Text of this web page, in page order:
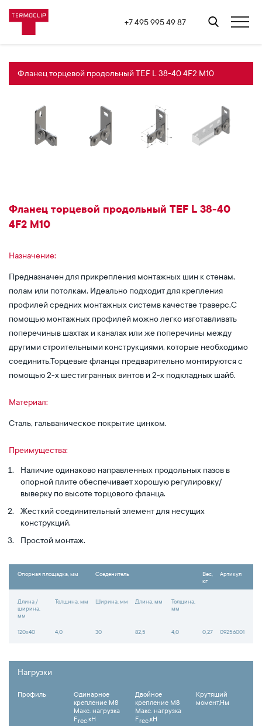
+7 495 995 49 87
Фланец торцевой продольный TEF L 38-40 4F2 M10
Фланец торцевой продольный TEF L 38-40
4F2 M10
Назначение:
Предназначен для прикрепления монтажных шин к стенам,
полам или потолкам. Идеально подходит для крепления
профилей средних монтажных системв качестве траверс.С
помощью монтажных профилей можно легко изготавливать
поперечиныв шахтах и каналах или же поперечины между
другими строительными конструкциями, которые необходимо
соединить.Торцевые фланцы предварительно монтируются с
помощью 2-х шестигранных винтов и 2-х подкладных шайб.
Материал:
Сталь, гальваническое покрытие цинком.
Преимущества:
Наличие одинаково направленных продольных пазов в
опорной плите обеспечивает хорошую регулировку/
выверку по высоте торцового фланца.
Жесткий соединительный элемент для несущих
конструкций.
Простой монтаж.
Опорная площадка, мм Соеденитель
Вес,
кг
Артикул
Длина /
ширина,
мм
Толщина, мм Ширина, мм Длина, мм
Толщина,
мм
120x40 4,0 30 82,5 4,0 0,27 09256001
Нагрузки
Профиль
Одинарное
крепление М8
Макс. нагрузка
Frec,кН
Двойное
крепление М8
Макс. нагрузка
Frec,кН
Крутящий
момент,Нм